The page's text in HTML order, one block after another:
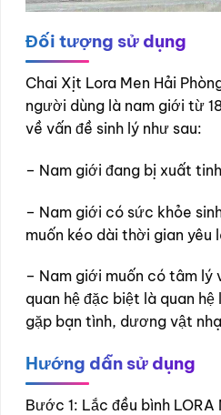
Đối tượng sử dụng
Chai Xịt Lora Men Hải
người dùng là nam giới từ
về vấn đề sinh lý như sau:
– Nam giới đang bị xuất
– Nam giới có sức khỏe
muốn kéo dài thời gian yêu
– Nam giới muốn có tâm
quan hệ đặc biệt là quan
gặp bạn tình, dương vật
Hướng dẫn sử dụng
Bước 1: Lắc đều bình LORA